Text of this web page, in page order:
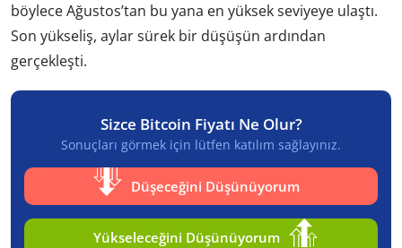
böylece Ağustos’tan bu yana en yüksek seviyeye ulaştı.
Son yükseliş, aylar sürek bir düşüşün ardından
gerçekleşti.
Sizce Bitcoin Fiyatı Ne Olur?
Sonuçları görmek için lütfen katılım sağlayınız.
Düşeceğini Düşünüyorum
Yükseleceğini Düşünüyorum